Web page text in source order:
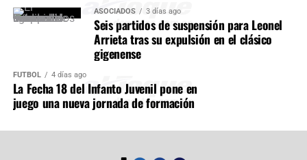
ASOCIADOS 3 días ago
Seis partidos de suspensión para Leonel
Arrieta tras su expulsión en el clásico
gigenense
FÚTBOL 4 días ago
La Fecha 18 del Infanto Juvenil pone en
juego una nueva jornada de formación